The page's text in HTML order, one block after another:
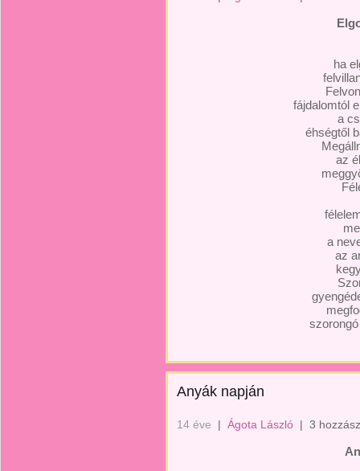
ha
fájdalomtól
a
éhségtől
az
a
az
Anyák napján
14 éve | Ágota László | 3